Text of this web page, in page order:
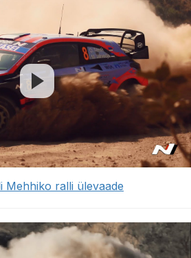
Mehhiko ralli ülevaade